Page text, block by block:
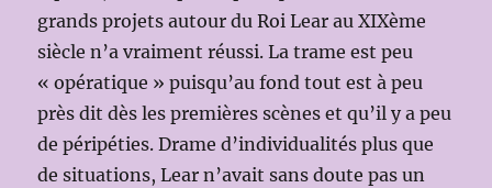
grands projets autour du Roi Lear au XIXème
siècle n’a vraiment réussi. La trame est peu
« opératique » puisqu’au fond tout est à peu
près dit dès les premières scènes et qu’il y a peu
de péripéties. Drame d’individualités plus que
de situations, Lear n’avait sans doute pas un